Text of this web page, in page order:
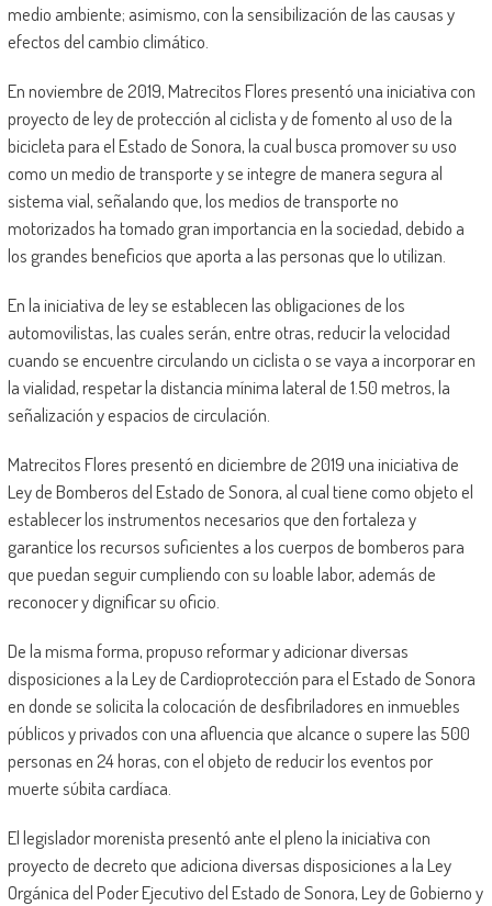
medio ambiente; asimismo, con la sensibilización de las causas y
efectos del cambio climático.
En noviembre de 2019, Matrecitos Flores presentó una iniciativa con
proyecto de ley de protección al ciclista y de fomento al uso de la
bicicleta para el Estado de Sonora, la cual busca promover su uso
como un medio de transporte y se integre de manera segura al
sistema vial, señalando que, los medios de transporte no
motorizados ha tomado gran importancia en la sociedad, debido a
los grandes beneficios que aporta a las personas que lo utilizan.
En la iniciativa de ley se establecen las obligaciones de los
automovilistas, las cuales serán, entre otras, reducir la velocidad
cuando se encuentre circulando un ciclista o se vaya a incorporar en
la vialidad, respetar la distancia mínima lateral de 1.50 metros, la
señalización y espacios de circulación.
Matrecitos Flores presentó en diciembre de 2019 una iniciativa de
Ley de Bomberos del Estado de Sonora, al cual tiene como objeto el
establecer los instrumentos necesarios que den fortaleza y
garantice los recursos suficientes a los cuerpos de bomberos para
que puedan seguir cumpliendo con su loable labor, además de
reconocer y dignificar su oficio.
De la misma forma, propuso reformar y adicionar diversas
disposiciones a la Ley de Cardioprotección para el Estado de Sonora
en donde se solicita la colocación de desfibriladores en inmuebles
públicos y privados con una afluencia que alcance o supere las 500
personas en 24 horas, con el objeto de reducir los eventos por
muerte súbita cardíaca.
El legislador morenista presentó ante el pleno la iniciativa con
proyecto de decreto que adiciona diversas disposiciones a la Ley
Orgánica del Poder Ejecutivo del Estado de Sonora, Ley de Gobierno y